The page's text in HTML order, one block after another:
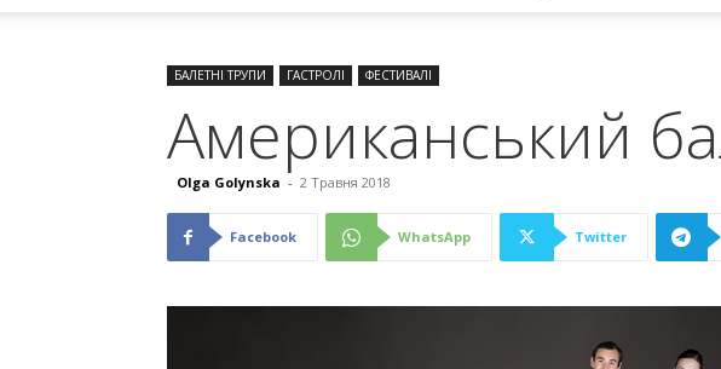
БАЛЕТНІ ТРУПИ ГАСТРОЛІ ФЕСТИВАЛІ
Американський
Olga Golynska - 2 Травня 2018
Facebook WhatsApp Twitter